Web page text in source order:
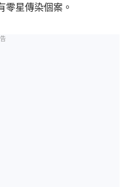
零星傳染個案。